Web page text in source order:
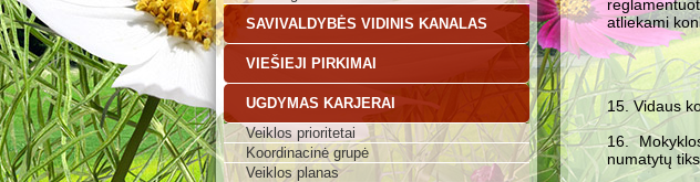
SAVIVALDYBĖS VIDINIS KANALAS
VIEŠIEJI PIRKIMAI
UGDYMAS KARJERAI
Veiklos prioritetai
Koordinacinė grupė
Veiklos planas
atliekami
15. Vidaus
16.
numatytų